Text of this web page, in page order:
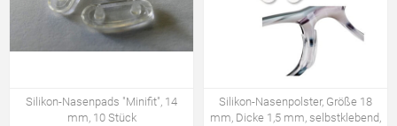
Silikon-Nasenpads "Minifit", 14
mm, 10 Stück
Silikon-Nasenpolster, Größe 18
mm, Dicke 1,5 mm, selbstklebend,